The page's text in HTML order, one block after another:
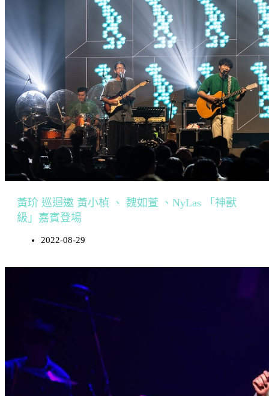
黃玠 巡迴邀 黃小楨 、 魏如萱 、NyLas 「神獸
級」嘉賓登場
2022-08-29